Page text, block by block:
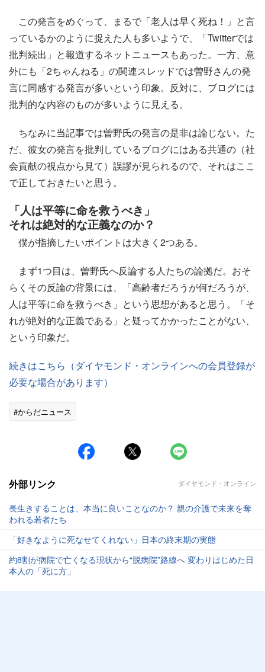
この発言をめぐって、まるで「老人は早く死ね！」と言
っているかのように捉えた人も多いようで、「Twitterでは
批判続出」と報道するネットニュースもあった。一方、意
外にも「2ちゃんねる」の関連スレッドでは曽野さんの発
言に同感する発言が多いという印象。反対に、ブログには
批判的な内容のものが多いように見える。
ちなみに当記事では曽野氏の発言の是非は論じない。た
だ、彼女の発言を批判しているブログにはある共通の（社
会貢献の視点から見て）誤謬が見られるので、それはここ
で正しておきたいと思う。
「人は平等に命を救うべき」
それは絶対的な正義なのか？
僕が指摘したいポイントは大きく2つある。
まず1つ目は、曽野氏へ反論する人たちの論拠だ。おそ
らくその反論の背景には、「高齢者だろうが何だろうが、
人は平等に命を救うべき」という思想があると思う。「そ
れが絶対的な正義である」と疑ってかかったことがない、
という印象だ。
続きはこちら（ダイヤモンド・オンラインへの会員登録が
必要な場合があります）
#からだニュース
外部リンク ダイヤモンド・オンライン
長生きすることは、本当に良いことなのか？ 親の介護で未来を奪
われる若者たち
「好きなように死なせてくれない」日本の終末期の実態
約8割が病院で亡くなる現状から“脱病院”路線へ 変わりはじめた日
本人の「死に方」